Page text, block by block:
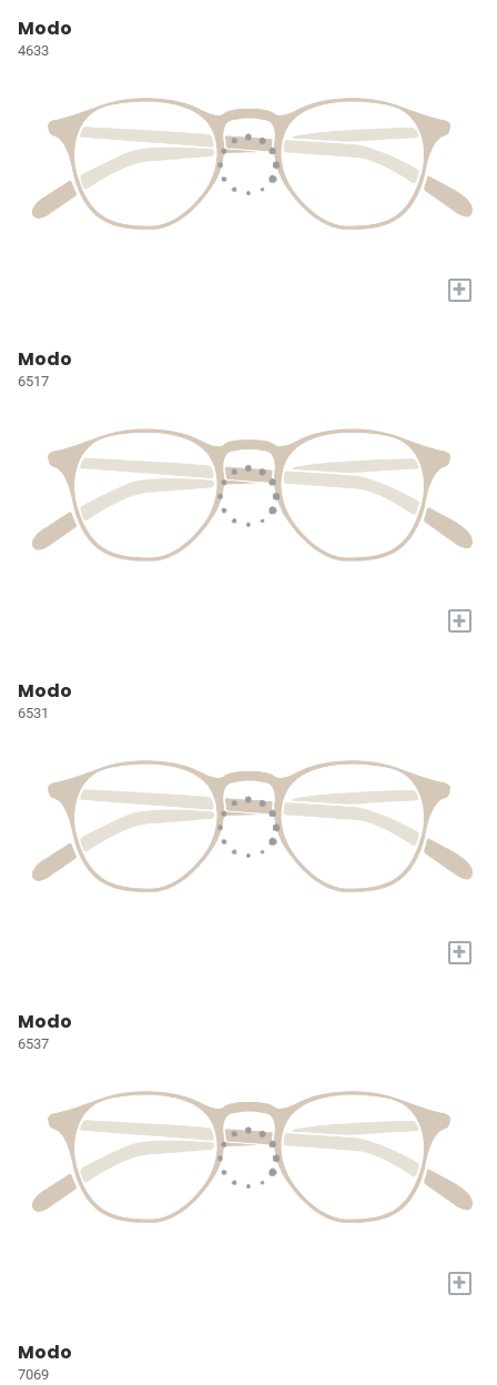
Modo
4633
+
Modo
6517
+
Modo
6531
+
Modo
6537
+
Modo
7069